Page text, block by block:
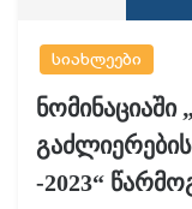
სიახლეები
-2023“